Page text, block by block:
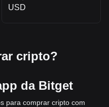
USD
cripto?
da Bitget
para comprar cripto com